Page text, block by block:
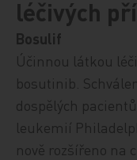
léčivých
Bosulif
Účinnou látkou
bosutinib.
dospělých
leukemií
nově rozšířeno na